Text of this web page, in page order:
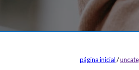
página inicial/